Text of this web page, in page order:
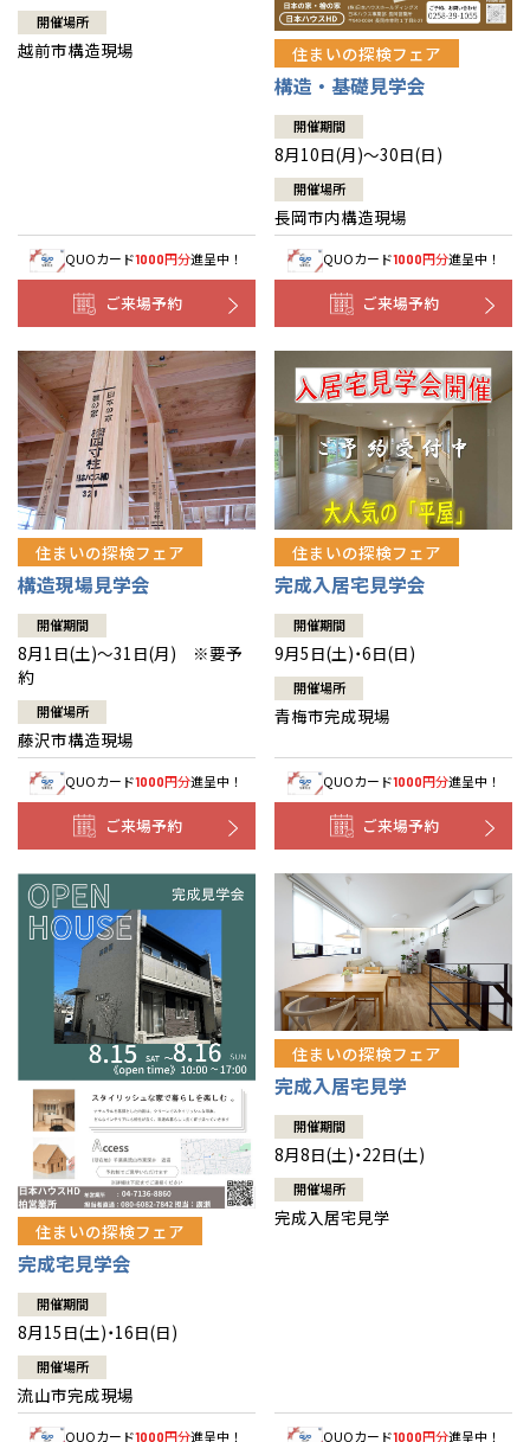
開催場所
越前市構造現場
QUOカード1000円分進呈中！
ご来場予約
住まいの探検フェア
構造・基礎見学会
開催期間
8月10日(月)～30日(日)
開催場所
長岡市内構造現場
QUOカード1000円分進呈中！
ご来場予約
住まいの探検フェア
構造現場見学会
開催期間
8月1日(土)～31日(月) ※要予
約
開催場所
藤沢市構造現場
QUOカード1000円分進呈中！
ご来場予約
住まいの探検フェア
完成入居宅見学会
開催期間
9月5日(土)・6日(日)
開催場所
青梅市完成現場
QUOカード1000円分進呈中！
ご来場予約
住まいの探検フェア
完成宅見学会
開催期間
8月15日(土)・16日(日)
開催場所
流山市完成現場
QUOカード1000円分進呈中！
住まいの探検フェア
完成入居宅見学
開催期間
8月8日(土)・22日(土)
開催場所
完成入居宅見学
QUOカード1000円分進呈中！